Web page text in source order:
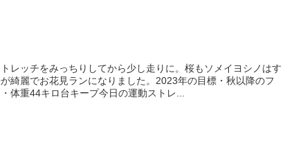
レッチをみっちりしてから少し走りに。桜もソメイヨシノはす
綺麗でお花見ランになりました。2023年の目標・秋以降のフ
体重44キロ台キープ今日の運動ストレ...